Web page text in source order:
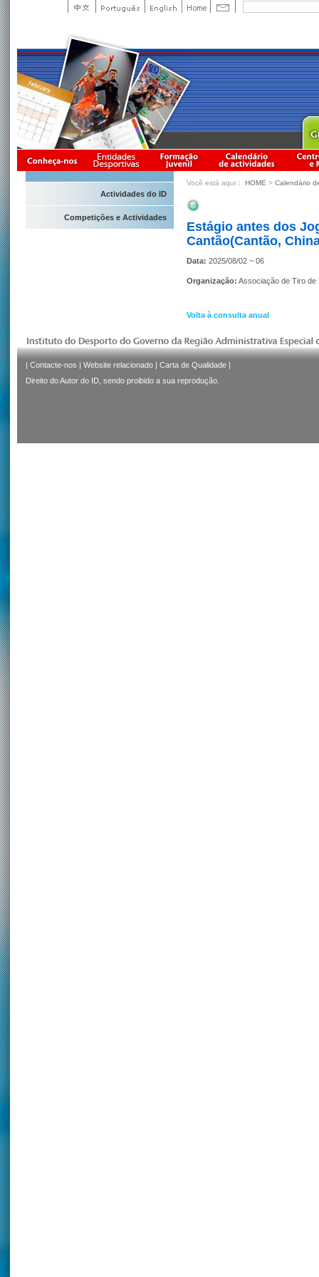
Actividades do ID
Competições e Actividades
Você está aqui： HOME > Calendário
Estágio antes dos
Cantão(Cantão,
Data: 2025/08/02 ~ 06
Organização: Associação de Tiro de
Volta à consulta anual
| Contacte-nos | Website relacionado | Carta de Qualidade |
Direito do Autor do ID, sendo proibido a sua reprodução.